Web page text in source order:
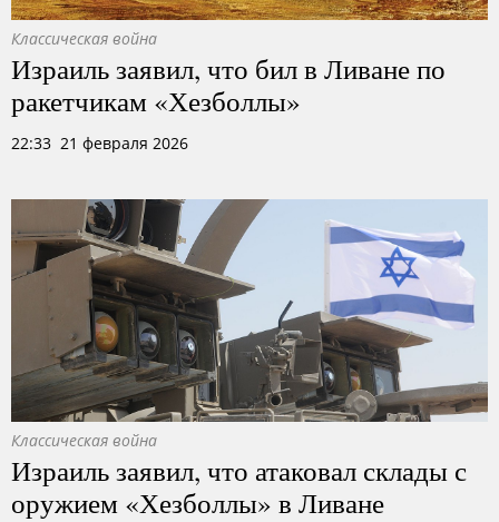
Классическая война
Израиль заявил, что бил в Ливане по
ракетчикам «Хезболлы»
22:33 21 февраля 2026
Классическая война
Израиль заявил, что атаковал склады с
оружием «Хезболлы» в Ливане